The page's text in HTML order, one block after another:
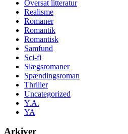
Oversat litteratur
Realisme
Romaner
Romantik
Romantisk
Samfund
Sci-fi
Slægsromaner
Spændingsroman
Thriller
Uncategorized
Y.A.
YA
Arkiver